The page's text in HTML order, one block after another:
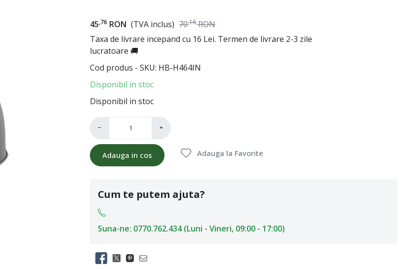
45,76 RON (TVA inclus) 70,16 RON
Taxa de livrare incepand cu 16 Lei. Termen de livrare 2-3 zile
lucratoare 🚚
Cod produs - SKU HB-H464IN
Disponibil in stoc
Disponibil in stoc
− +
Adauga in cos Adauga la Favorite
Cum te putem ajuta?
Suna-ne: 0770.762.434 (Luni - Vineri, 09:00 - 17:00)